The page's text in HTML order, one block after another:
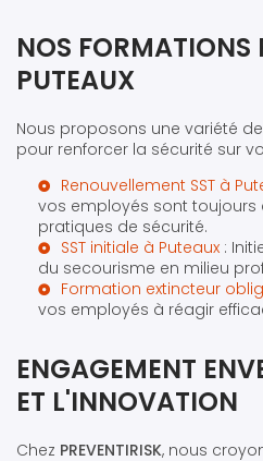
NOS FORMATIONS
PUTEAUX
Nous proposons une variété
pour renforcer la sécurité sur
Renouvellement SST à
vos employés sont toujours
pratiques de sécurité.
SST initiale à Puteaux :
du secourisme en milieu
Formation extincteur
vos employés à réagir
ENGAGEMENT
ET L'INNOVATION
Chez PREVENTIRISK, nous